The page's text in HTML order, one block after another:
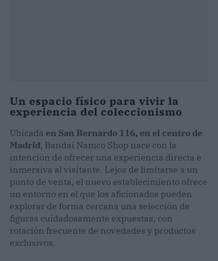
Un espacio físico para vivir la
experiencia del coleccionismo
Ubicada en San Bernardo 116, en el centro de
Madrid, Bandai Namco Shop nace con la
intención de ofrecer una experiencia directa e
inmersiva al visitante. Lejos de limitarse a un
punto de venta, el nuevo establecimiento ofrece
un entorno en el que los aficionados pueden
explorar de forma cercana una selección de
figuras cuidadosamente expuestas, con
rotación frecuente de novedades y productos
exclusivos.